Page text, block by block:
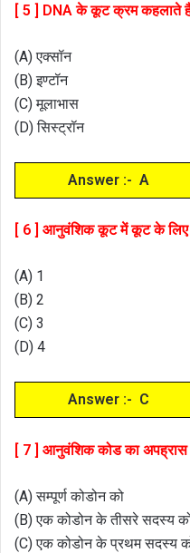
[ 5 ] DNA के कूट क्रम कहलाते
(A) एक्सॉन
(B) इण्टॉन
(C) मूलाभास
(D) सिस्ट्रॉन
Answer :- A
[ 6 ] आनुवंशिक कूट में कूट के लिए
(A) 1
(B) 2
(C) 3
(D) 4
Answer :- C
[ 7 ] आनुवंशिक कोड का
(A) सम्पूर्ण कोडोन को
(B) एक कोडोन के तीसरे सदस्य
(C) एक कोडोन के प्रथम सदस्य